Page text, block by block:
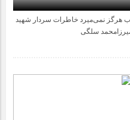
هرگز نمی‌میرد خاطرات سردار شهید
سلگی